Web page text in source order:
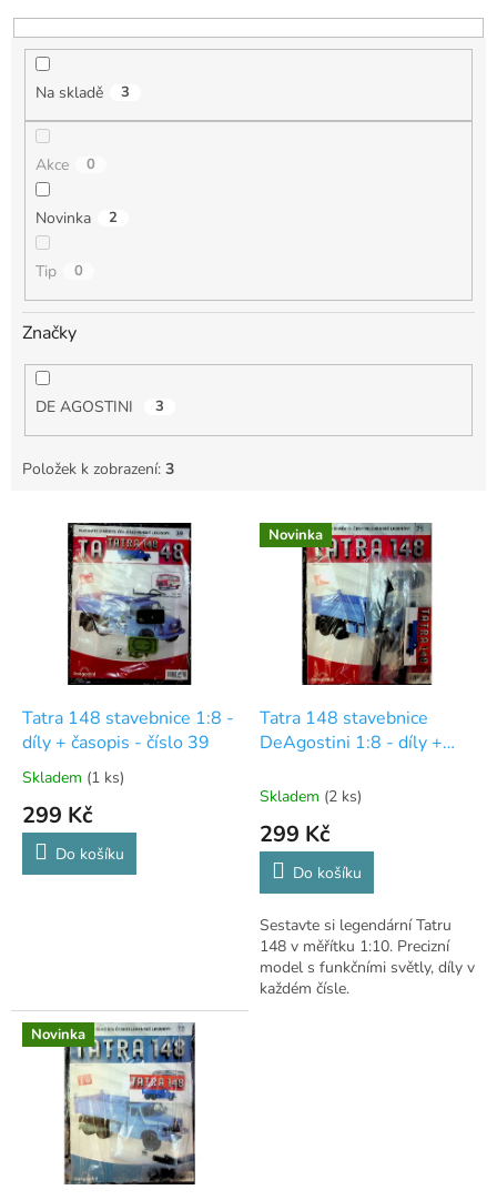
u
Na skladě 3
Akce 0
Novinka 2
Tip 0
Značky
DE AGOSTINI 3
Položek k zobrazení: 3
dTatra 148 stavebnice 1:8 -
díly + časopis - číslo 39
Průměrné
hodnocení
produktu
5,0
Skladem (1 ks)
299 Kč
Do košíku
Novinka
Tatra 148 stavebnice
DeAgostini 1:8 - díly +
Skladem (2 ks)
299 Kč
Do košíku
Sestavte si legendární Tatru
148 v měřítku 1:10. Precizní
model s funkčními světly, díly v
každém čísle.
Novinka